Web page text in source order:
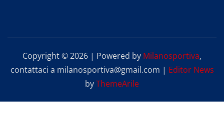
Copyright © 2026 | Powered by Milanosportiva,
contattaci a milanosportiva@gmail.com | Editor News
byThemeArile